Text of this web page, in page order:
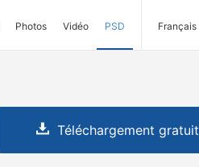
Photos Vidéo PSD Français
Téléchargement gratuit